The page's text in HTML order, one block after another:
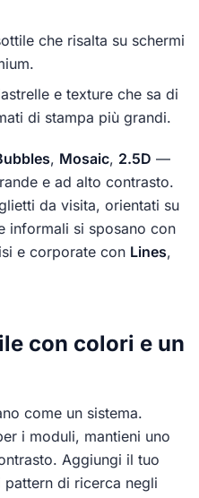
che risalta su schermi
e texture che sa di
di stampa più grandi.
, Mosaic, 2.5D —
e ad alto contrasto.
da visita, orientati su
informali si sposano con
e corporate con Lines,
con colori e un
come un sistema.
i moduli, mantieni uno
Aggiungi il tuo
di ricerca negli